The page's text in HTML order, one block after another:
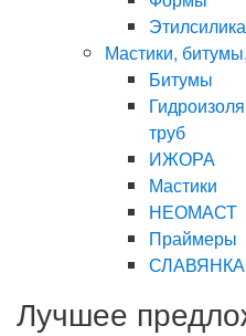
Мастики,
Битумы
труб
ИЖОРА
Мастики
НЕОМАСТ
Праймеры
СЛАВЯНКА
Лучшее